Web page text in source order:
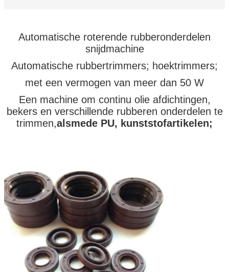
Automatische roterende rubberonderdelen
snijdmachine
Automatische rubbertrimmers; hoektrimmers;
met een vermogen van meer dan 50 W
Een machine om continu olie afdichtingen,
bekers en verschillende rubberen onderdelen te
trimmen,alsmede PU, kunststofartikelen;